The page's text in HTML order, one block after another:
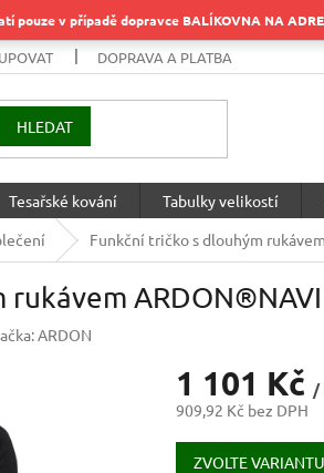
pouze v případě dopravce BALÍKOVNA NA
DOPRAVA A PLATBA
HLEDAT
Tesařské kování Tabulky velikostí
Funkční tričko s dlouhým
rukávem
ARDON
1 101 Kč /
909,92 Kč bez DPH
Měrná
cena:
ZVOLTE VARIANTU